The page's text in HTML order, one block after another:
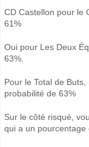
CD Castellon pour le
61%
Oui pour Les Deux
63%.
Pour le Total de
probabilité de 63%
Sur le côté risqué,
qui a un pourcentage